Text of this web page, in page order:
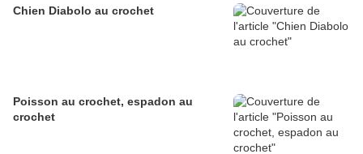
Chien Diabolo au crochet
Poisson au crochet, espadon au
crochet